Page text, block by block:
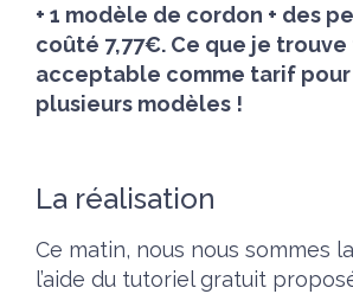
+ 1 modèle de cordon + des
coûté 7,77€. Ce que je
acceptable comme tarif
plusieurs modèles !
La réalisation
Ce matin, nous nous sommes
l’aide du tutoriel gratuit